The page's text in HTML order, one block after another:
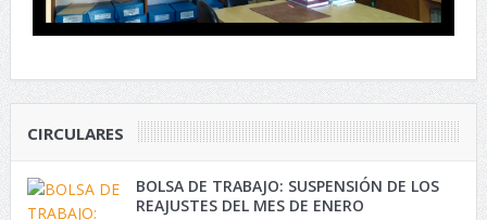
CIRCULARES
BOLSA DE TRABAJO: SUSPENSIÓN DE LOS
REAJUSTES DEL MES DE ENERO